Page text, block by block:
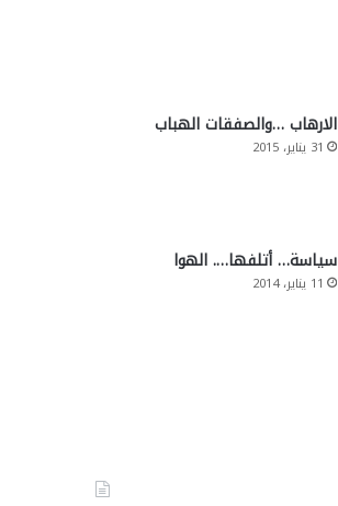
الارهاب …والصفقات الهباب
31 يناير، 2015
سياسة… أتلفها…. الهوا
11 يناير، 2014